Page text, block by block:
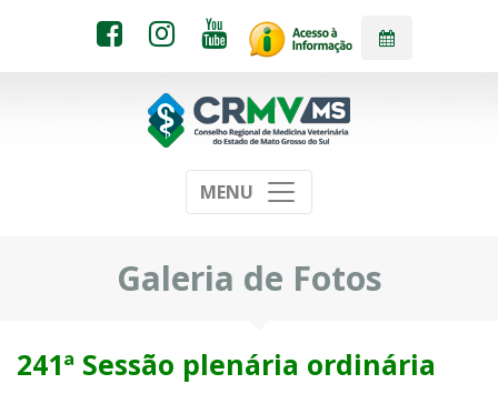
MENU
Galeria de Fotos
241ª Sessão plenária ordinária